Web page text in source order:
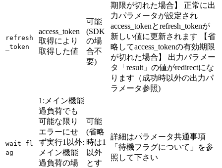
refresh
_token
access_token
取得により
取得した値
可能
(SDK
の場
合不
要)
期限が切れた場合】 正常に出
力パラメータが設定され
access_tokenとrefresh_tokenが
新しい値に更新されます 【省
略してaccess_tokenの有効期限
が切れた場合】 出力パラメー
タ「result」の値がredirectにな
ります（成功時以外の出力パ
ラメータ参照)
wait_fl
ag
1:メイン機能
過負荷でも
可能な限り
エラーにせ
ず実行1以外:
メイン機能
過負荷の場
可能
(省略
時は1
以外
とす
詳細はパラメータ共通事項
「待機フラグについて」を参
照して下さい